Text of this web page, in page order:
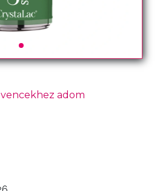
adom